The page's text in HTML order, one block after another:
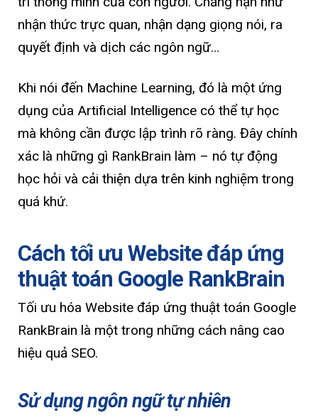
nhận thức trực quan, nhận dạng giọng nói, ra
quyết định và dịch các ngôn ngữ…
Khi nói đến Machine Learning, đó là một ứng
dụng của Artificial Intelligence có thể tự học
mà không cần được lập trình rõ ràng. Đây chính
xác là những gì RankBrain làm – nó tự động
học hỏi và cải thiện dựa trên kinh nghiệm trong
quá khứ.
Cách tối ưu Website đáp ứng
thuật toán Google RankBrain
Tối ưu hóa Website đáp ứng thuật toán Google
RankBrain là một trong những cách nâng cao
hiệu quả SEO.
Sử dụng ngôn ngữ tự nhiên